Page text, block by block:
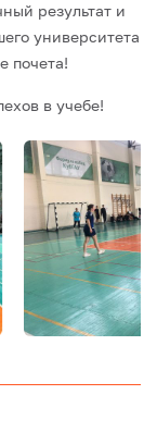
результат и
университета
почета!
в учебе!